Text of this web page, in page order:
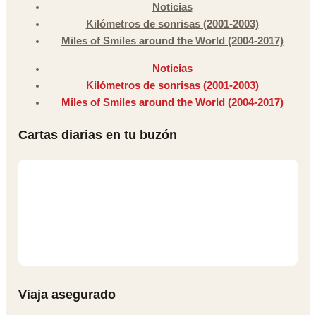
Noticias
Kilómetros de sonrisas (2001-2003)
Miles of Smiles around the World (2004-2017)
Noticias
Kilómetros de sonrisas (2001-2003)
Miles of Smiles around the World (2004-2017)
Cartas diarias en tu buzón
Viaja asegurado